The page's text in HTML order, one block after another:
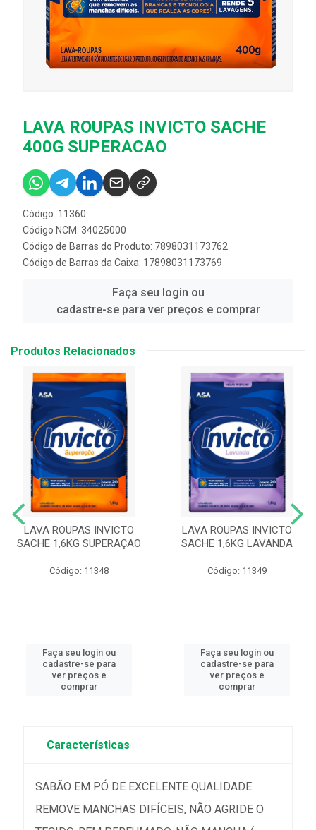
LAVA ROUPAS INVICTO SACHE
400G SUPERACAO
Código: 11360
Código NCM: 34025000
Código de Barras do Produto: 7898031173762
Código de Barras da Caixa: 17898031173769
Faça seu login ou
cadastre-se para ver preços e comprar
Produtos Relacionados
LAVA ROUPAS INVICTO
SACHE 1,6KG SUPERAÇAO
Código: 11348
Faça seu login ou
cadastre-se para
ver preços e
comprar
LAVA ROUPAS INVICTO
SACHE 1,6KG LAVANDA
Código: 11349
Faça seu login ou
cadastre-se para
ver preços e
comprar
Características
SABÃO EM PÓ DE EXCELENTE QUALIDADE.
REMOVE MANCHAS DIFÍCEIS, NÃO AGRIDE O